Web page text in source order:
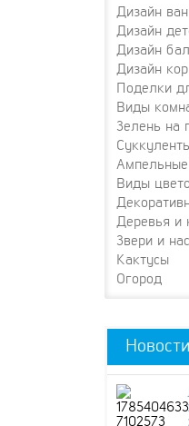
Дизайн
Дизайн
Дизайн
Дизайн
Поделки
Виды
Зелень на
Виды
Деревья и
Звери и
Кактусы
Огород
Новости